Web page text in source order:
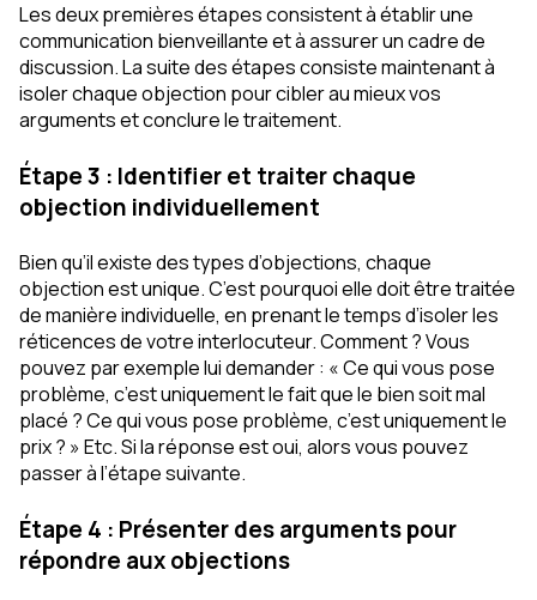
Les deux premières étapes consistent à établir une
communication bienveillante et à assurer un cadre de
discussion. La suite des étapes consiste maintenant à
isoler chaque objection pour cibler au mieux vos
arguments et conclure le traitement.
Étape 3 : Identifier et traiter chaque
objection individuellement
Bien qu’il existe des types d’objections, chaque
objection est unique. C’est pourquoi elle doit être traitée
de manière individuelle, en prenant le temps d’isoler les
réticences de votre interlocuteur. Comment ? Vous
pouvez par exemple lui demander : « Ce qui vous pose
problème, c’est uniquement le fait que le bien soit mal
placé ? Ce qui vous pose problème, c’est uniquement le
prix ? » Etc. Si la réponse est oui, alors vous pouvez
passer à l’étape suivante.
Étape 4 : Présenter des arguments pour
répondre aux objections